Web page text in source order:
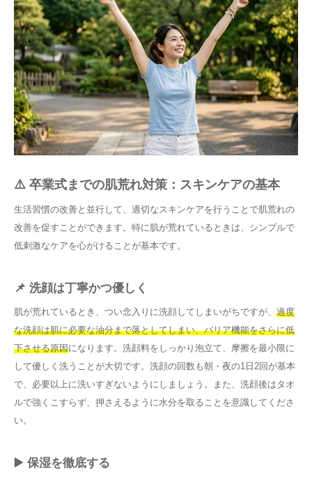
⚠️ 卒業式までの肌荒れ対策：スキンケアの基本
生活習慣の改善と並行して、適切なスキンケアを行うことで肌荒れの
改善を促すことができます。特に肌が荒れているときは、シンプルで
低刺激なケアを心がけることが基本です。
📌 洗顔は丁寧かつ優しく
肌が荒れているとき、つい念入りに洗顔してしまいがちですが、 過度
な洗顔は肌に必要な油分まで落としてしまい、バリア機能をさらに低
下させる原因になります。洗顔料をしっかり泡立て、摩擦を最小限に
して優しく洗うことが大切です。洗顔の回数も朝・夜の1日2回が基本
で、必要以上に洗いすぎないようにしましょう。また、洗顔後はタオ
ルで強くこすらず、押さえるように水分を取ることを意識してくださ
い。
▶️ 保湿を徹底する